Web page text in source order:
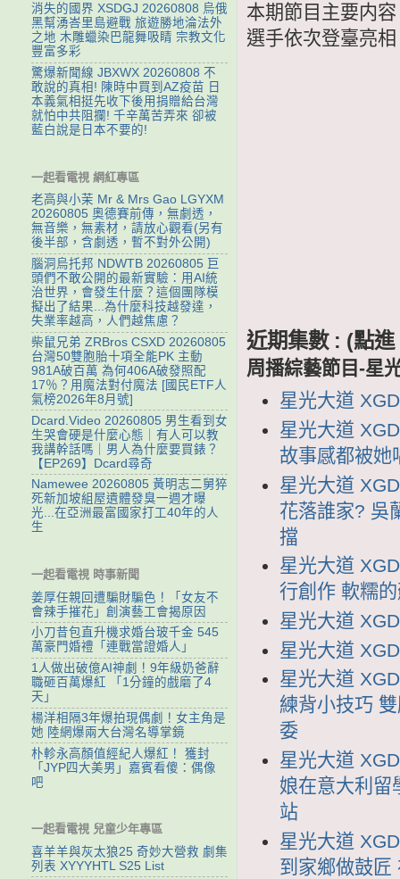
本期節目主要内
選手依次登臺亮
近期集數 : (點
周播綜藝節目-星
星光大道
星光大道
故事感都被她
星光大道
花落誰家? 吳
擋
星光大道
行創作 軟糯
星光大道
星光大道
星光大道
練背小技巧
委
星光大道
娘在意大利留
站
星光大道
到家鄉做鼓匠
消失的國界 XSDGJ 20260808 烏俄
黑幫湧峇里島避戰 旅遊勝地淪法外
之地 木雕蠟染巴龍舞吸睛 宗教文化
豐富多彩
驚爆新聞線 JBXWX 20260808 不
敢說的真相! 陳時中買到AZ疫苗 日
本義氣相挺先收下後用捐贈給台灣
就怕中共阻攔! 千辛萬苦弄來 卻被
藍白說是日本不要的!
一起看電視 網紅專區
老高與小茉 Mr & Mrs Gao LGYXM
20260805 奧德賽前傳，無劇透，
無音樂，無素材，請放心觀看(另有
後半部，含劇透，暫不對外公開)
腦洞烏托邦 NDWTB 20260805 巨
頭們不敢公開的最新實驗：用AI統
治世界，會發生什麼？這個團隊模
擬出了結果...為什麼科技越發達，
失業率越高，人們越焦慮？
柴鼠兄弟 ZRBros CSXD 20260805
台灣50雙胞胎十項全能PK 主動
981A破百萬 為何406A破發照配
17％？用魔法對付魔法 [國民ETF人
氣榜2026年8月號]
Dcard.Video 20260805 男生看到女
生哭會硬是什麼心態｜有人可以教
我講幹話嗎｜男人為什麼要買錶？
【EP269】Dcard尋奇
Namewee 20260805 黃明志二舅猝
死新加坡組屋遺體發臭一週才曝
光...在亞洲最富國家打工40年的人
生
一起看電視 時事新聞
姜厚任親回遭騙財騙色！「女友不
會辣手摧花」創演藝工會揭原因
小刀昔包直升機求婚台玻千金 545
萬豪門婚禮「連戰當證婚人」
1人做出破億AI神劇！9年級奶爸辭
職砸百萬爆紅 「1分鐘的戲磨了4
天」
楊洋相隔3年爆拍現偶劇！女主角是
她 陸網爆兩大台灣名導掌鏡
朴軫永高顏值經紀人爆紅！ 獲封
「JYP四大美男」嘉賓看傻：偶像
吧
一起看電視 兒童少年專區
喜羊羊與灰太狼25 奇妙大營救 劇集
列表 XYYYHTL S25 List